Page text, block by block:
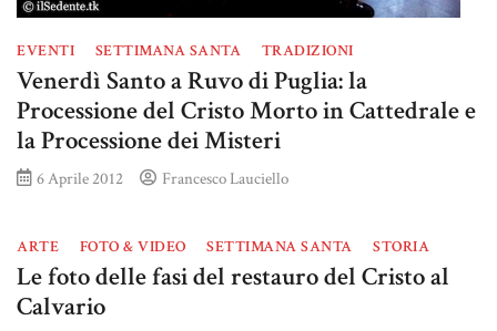
EVENTI SETTIMANA SANTA TRADIZIONI
Venerdì Santo a Ruvo di Puglia: la
Processione del Cristo Morto in Cattedrale e
la Processione dei Misteri
6 Aprile 2012 Francesco Lauciello
ARTE FOTO & VIDEO SETTIMANA SANTA STORIA
Le foto delle fasi del restauro del Cristo al
Calvario